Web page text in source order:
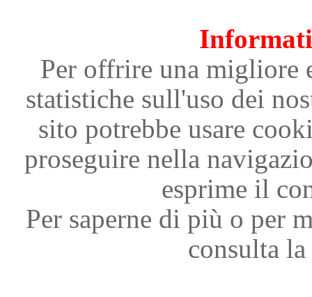
Per offrire una migliore
statistiche sull'uso dei
sito potrebbe usare
proseguire nella
esprime il
Per saperne di più o per
consulta